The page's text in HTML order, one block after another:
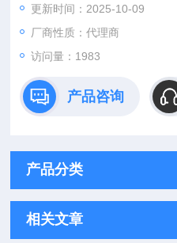
SMC电磁阀SYJA500 1.2dm3/（
更新时间：2025-10-09
厂商性质：代理商
访问量：1983
产品咨询
产品分类
相关文章